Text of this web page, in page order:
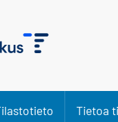
Tietoa